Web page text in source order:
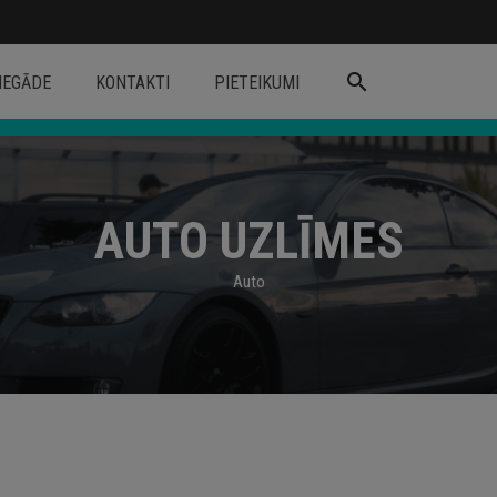
KONTAKTI PIETEIKUMI search
AUTO UZLĪMES
Auto